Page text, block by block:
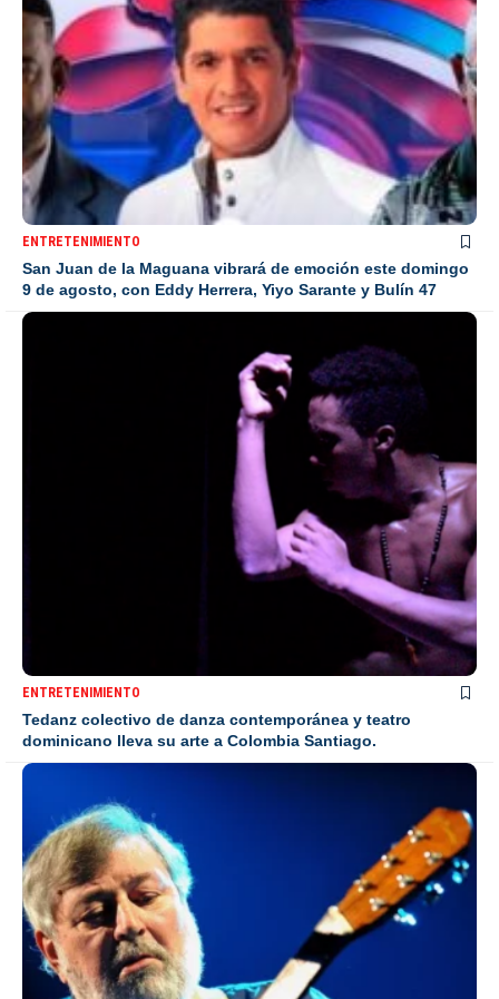
ENTRETENIMIENTO
San Juan de la Maguana vibrará de emoción este domingo
9 de agosto, con Eddy Herrera, Yiyo Sarante y Bulín 47
ENTRETENIMIENTO
Tedanz colectivo de danza contemporánea y teatro
dominicano lleva su arte a Colombia Santiago.